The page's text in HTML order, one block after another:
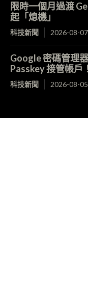
限時一個月過渡
起「熄機」
科技新聞 2026-08-07
Google 密碼管理
Passkey 接管帳戶！
科技新聞 2026-08-05